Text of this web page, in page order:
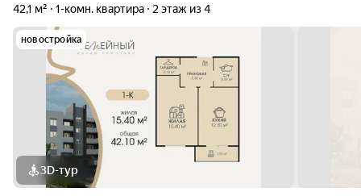
42,1 м² 1-комн. квартира 2 этаж из 4
новостройка
3D-тур